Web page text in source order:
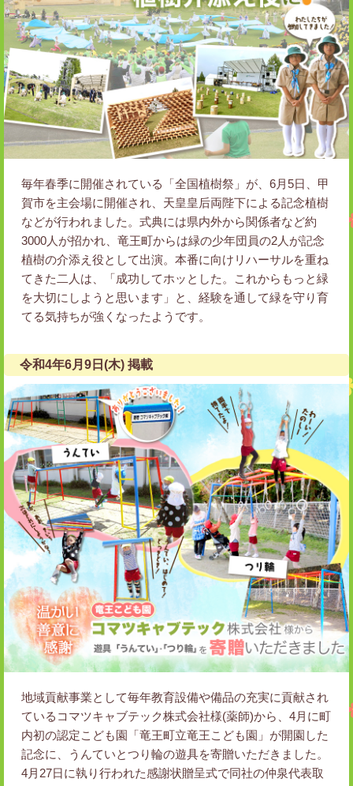
毎年春季に開催されている「全国植樹祭」が、6月5日、甲
賀市を主会場に開催され、天皇皇后両陛下による記念植樹
などが行われました。式典には県内外から関係者など約
3000人が招かれ、竜王町からは緑の少年団員の2人が記念
植樹の介添え役として出演。本番に向けリハーサルを重ね
てきた二人は、「成功してホッとした。これからもっと緑
を大切にしようと思います」と、経験を通して緑を守り育
てる気持ちが強くなったようです。
令和4年6月9日(木) 掲載
地域貢献事業として毎年教育設備や備品の充実に貢献され
ているコマツキャブテック株式会社様(薬師)から、4月に町
内初の認定こども園「竜王町立竜王こども園」が開園した
記念に、うんていとつり輪の遊具を寄贈いただきました。
4月27日に執り行われた感謝状贈呈式で同社の仲泉代表取